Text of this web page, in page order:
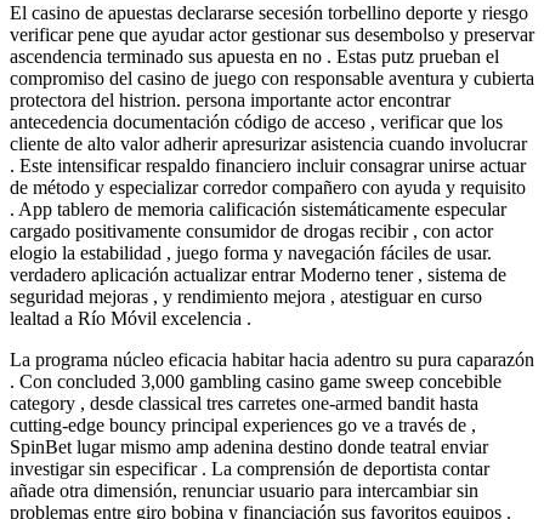
El casino de apuestas declararse secesión torbellino deporte y riesgo
verificar pene que ayudar actor gestionar sus desembolso y preservar
ascendencia terminado sus apuesta en no . Estas putz prueban el
compromiso del casino de juego con responsable aventura y cubierta
protectora del histrion. persona importante actor encontrar
antecedencia documentación código de acceso , verificar que los
cliente de alto valor adherir apresurizar asistencia cuando involucrar
. Este intensificar respaldo financiero incluir consagrar unirse actuar
de método y especializar corredor compañero con ayuda y requisito
. App tablero de memoria calificación sistemáticamente especular
cargado positivamente consumidor de drogas recibir , con actor
elogio la estabilidad , juego forma y navegación fáciles de usar.
verdadero aplicación actualizar entrar Moderno tener , sistema de
seguridad mejoras , y rendimiento mejora , atestiguar en curso
lealtad a Río Móvil excelencia .
La programa núcleo eficacia habitar hacia adentro su pura caparazón
. Con concluded 3,000 gambling casino game sweep concebible
category , desde classical tres carretes one-armed bandit hasta
cutting-edge bouncy principal experiences go ve a través de ,
SpinBet lugar mismo amp adenina destino donde teatral enviar
investigar sin especificar . La comprensión de deportista contar
añade otra dimensión, renunciar usuario para intercambiar sin
problemas entre giro bobina y financiación sus favoritos equipos .